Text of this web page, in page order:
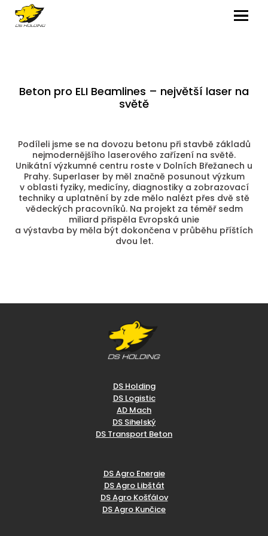
MENU
Beton pro ELI Beamlines – největší laser na
světě
Podíleli jsme se na dovozu betonu při stavbě základů
nejmodernějšího laserového zařízení na světě.
Unikátní výzkumné centru roste v Dolních Břežanech u
Prahy. Superlaser by měl značně posunout výzkum
v oblasti fyziky, medicíny, diagnostiky a zobrazovací
techniky a uplatnění by zde mělo nalézt přes dvě stě
vědeckých pracovníků. Na projekt za téměř sedm
miliard přispěla Evropská unie
a výstavba by měla být dokončena v průběhu příštích
dvou let.
DS Holding
DS Logistic
AD Mach
DS Sihelský
DS Transport Beton
DS Agro Energie
DS Agro Libštát
DS Agro Košťálov
DS Agro Kunčice